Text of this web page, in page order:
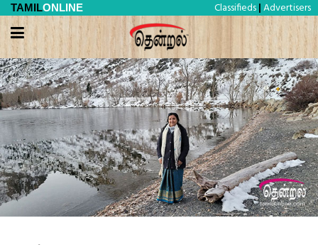
TAMILONLINE Classifieds | Advertisers